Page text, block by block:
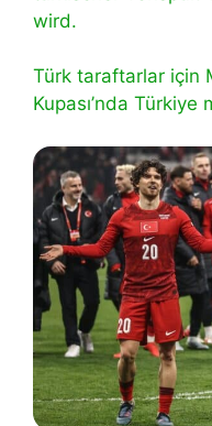
wird.
Türk taraftarlar için
Kupası’nda Türkiye